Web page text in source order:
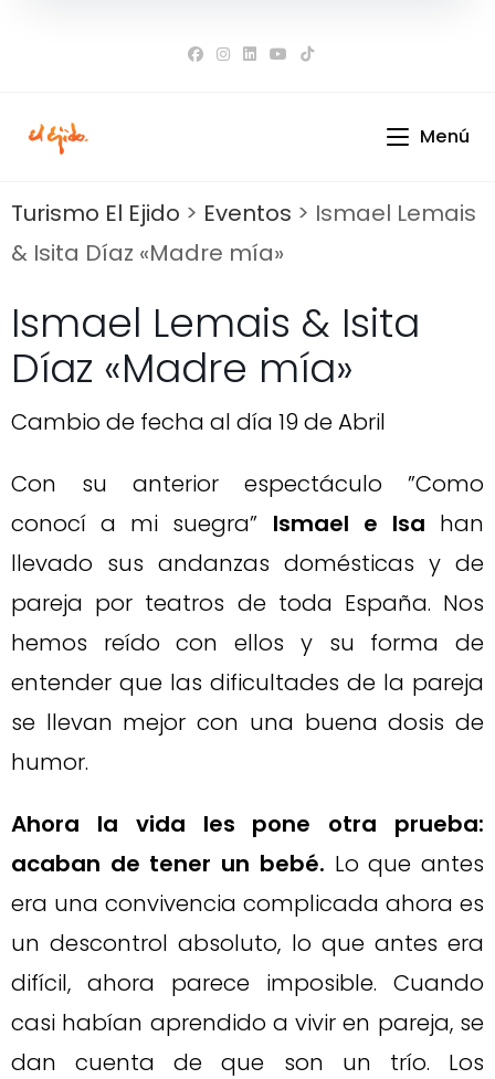
Menú
Turismo El Ejido > Eventos > Ismael Lemais
& Isita Díaz «Madre mía»
Ismael Lemais & Isita
Díaz «Madre mía»
Cambio de fecha al día 19 de Abril
Con su anterior espectáculo ”Como
conocí a mi suegra” Ismael e Isa han
llevado sus andanzas domésticas y de
pareja por teatros de toda España. Nos
hemos reído con ellos y su forma de
entender que las dificultades de la pareja
se llevan mejor con una buena dosis de
humor.
Ahora la vida les pone otra prueba:
acaban de tener un bebé. Lo que antes
era una convivencia complicada ahora es
un descontrol absoluto, lo que antes era
difícil, ahora parece imposible. Cuando
casi habían aprendido a vivir en pareja, se
dan cuenta de que son un trío. Los